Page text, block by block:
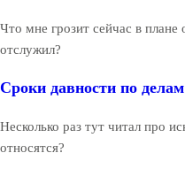
Что мне грозит сейчас в плане
отслужил?
Сроки давности по
Несколько раз тут читал про
относятся?